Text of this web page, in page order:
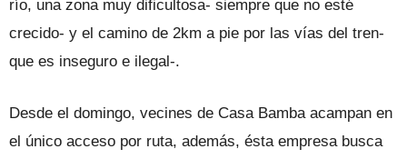
río, una zona muy dificultosa- siempre que no esté
crecido- y el camino de 2km a pie por las vías del tren-
que es inseguro e ilegal-.
Desde el domingo, vecines de Casa Bamba acampan en
el único acceso por ruta, además, ésta empresa busca